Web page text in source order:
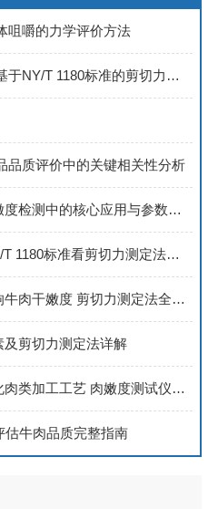
咀嚼的力学评价方法
牛肉嫩度如何精准量化 基于NY/T 1180标准的剪切力测定法
品质评价中的关键相关性分析
质构仪穿透法在肉制品嫩度检测中的核心应用与参数解读
畜禽肉嫩度怎么测 从NY/T 1180标准看剪切力测定法的完整操作流程
烘干温度与时间如何影响牛肉干嫩度 剪切力测定法全解析
剪切力测定法详解
如何通过剪切力检测优化肉类加工工艺 肉嫩度测试仪应用指南
估牛肉品质完整指南